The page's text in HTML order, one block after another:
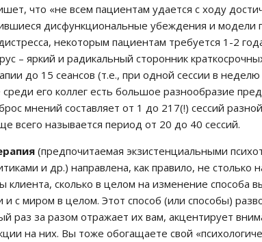
что «не всем пациентам удается с ходу
дисфункциональные убеждения и модели
некоторым пациентам требуется 1-2
– яркий и радикальный сторонник
до 15 сеансов (т.е., при одной сессии в
его коллег есть большое разнообразие
мнений составляет от 1 до 217(!) сессий
всего называется период от 20 до 40 сессий.
(предпочитаемая экзистенциальными
и др.) направлена, как правило, не столько
клиента, сколько в целом на изменение способа
с миром в целом. Этот способ (или способы)
раз за разом отражает их вам, акцентирует
на них. Вы тоже обогащаете свой